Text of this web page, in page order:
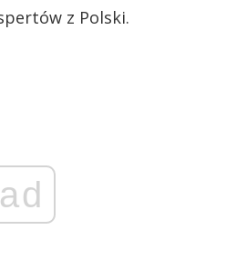
z Polski.
ad